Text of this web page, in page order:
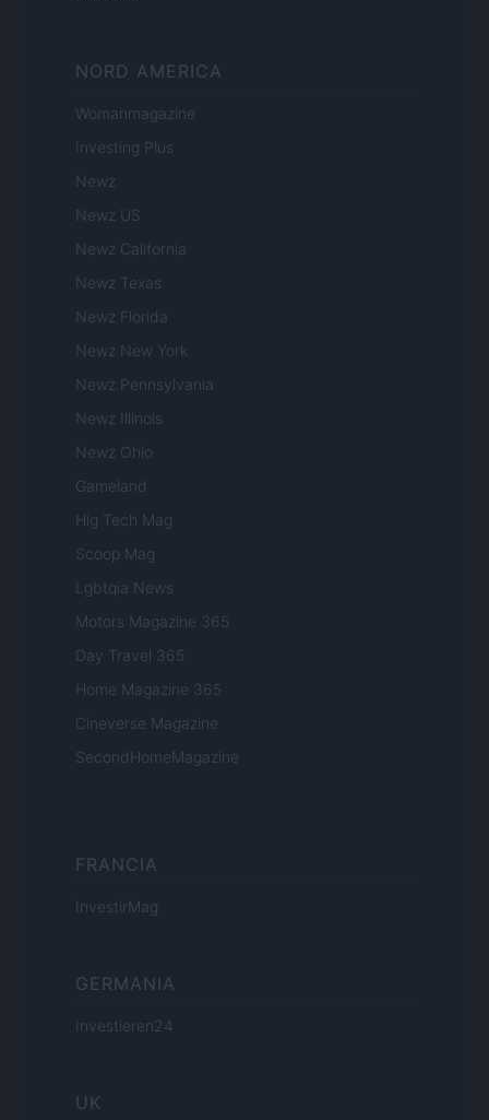
NORD AMERICA
Womanmagazine
Investing Plus
Newz
Newz US
Newz California
Newz Texas
Newz Florida
Newz New York
Newz Pennsylvania
Newz Illinois
Newz Ohio
Gameland
Hig Tech Mag
Scoop Mag
Lgbtqia News
Motors Magazine 365
Day Travel 365
Home Magazine 365
Cineverse Magazine
SecondHomeMagazine
FRANCIA
InvestirMag
GERMANIA
Investieren24
UK